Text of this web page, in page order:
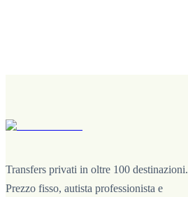
Transfers privati in oltre 100 destinazioni.
Prezzo fisso, autista professionista e